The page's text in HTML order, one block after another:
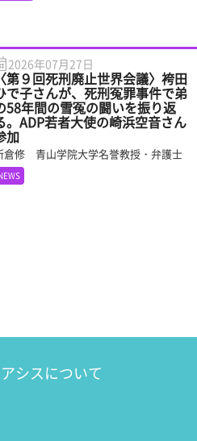
2026年07月27日
〈第９回死刑廃止世界会議〉袴田
で子さんが、死刑冤罪事件で弟
58年間の雪冤の闘いを振り返
。ADP若者大使の崎浜空音さん
加
倉修 青山学院大学名誉教授・弁護士
シスについて